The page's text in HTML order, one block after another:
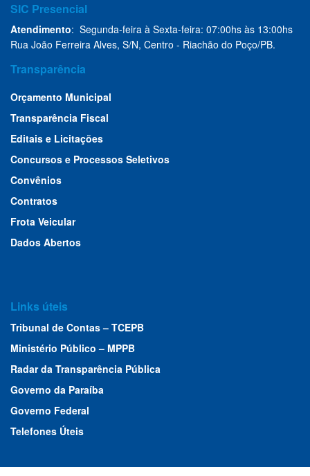
SIC Presencial
Atendimento: Segunda-feira à Sexta-feira: 07:00hs às 13:00hs
Rua João Ferreira Alves, S/N, Centro - Riachão do Poço/PB.
Transparência
Orçamento Municipal
Transparência Fiscal
Editais e Licitações
Concursos e Processos Seletivos
Convênios
Contratos
Frota Veicular
Dados Abertos
Links úteis
Tribunal de Contas – TCEPB
Ministério Público – MPPB
Radar da Transparência Pública
Governo da Paraíba
Governo Federal
Telefones Úteis